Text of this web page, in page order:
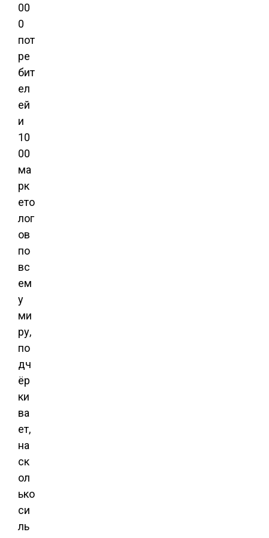
00
0
пот
ре
бит
ел
ей
и
10
00
ма
рк
ето
лог
ов
по
вс
ем
у
ми
ру,
по
дч
ёр
ки
ва
ет,
на
ск
ол
ько
си
ль